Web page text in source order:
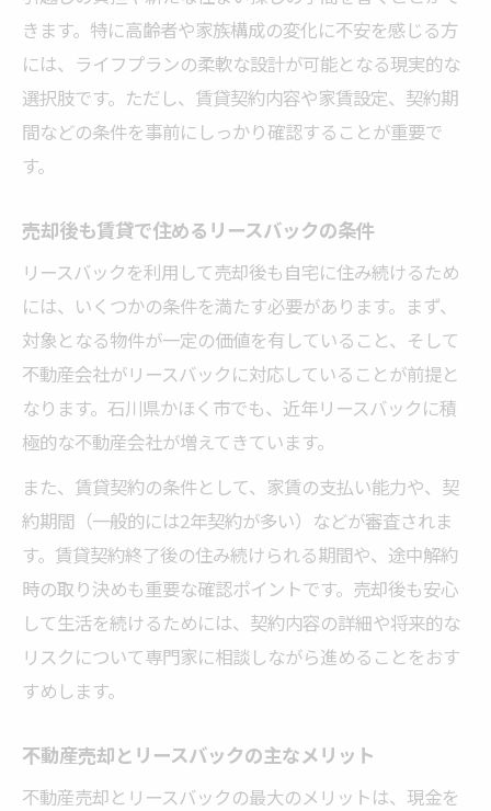
きます。特に高齢者や家族構成の変化に不安を感じる方
には、ライフプランの柔軟な設計が可能となる現実的な
選択肢です。ただし、賃貸契約内容や家賃設定、契約期
間などの条件を事前にしっかり確認することが重要で
す。
売却後も賃貸で住めるリースバックの条件
リースバックを利用して売却後も自宅に住み続けるため
には、いくつかの条件を満たす必要があります。まず、
対象となる物件が一定の価値を有していること、そして
不動産会社がリースバックに対応していることが前提と
なります。石川県かほく市でも、近年リースバックに積
極的な不動産会社が増えてきています。
また、賃貸契約の条件として、家賃の支払い能力や、契
約期間（一般的には2年契約が多い）などが審査されま
す。賃貸契約終了後の住み続けられる期間や、途中解約
時の取り決めも重要な確認ポイントです。売却後も安心
して生活を続けるためには、契約内容の詳細や将来的な
リスクについて専門家に相談しながら進めることをおす
すめします。
不動産売却とリースバックの主なメリット
不動産売却とリースバックの最大のメリットは、現金を